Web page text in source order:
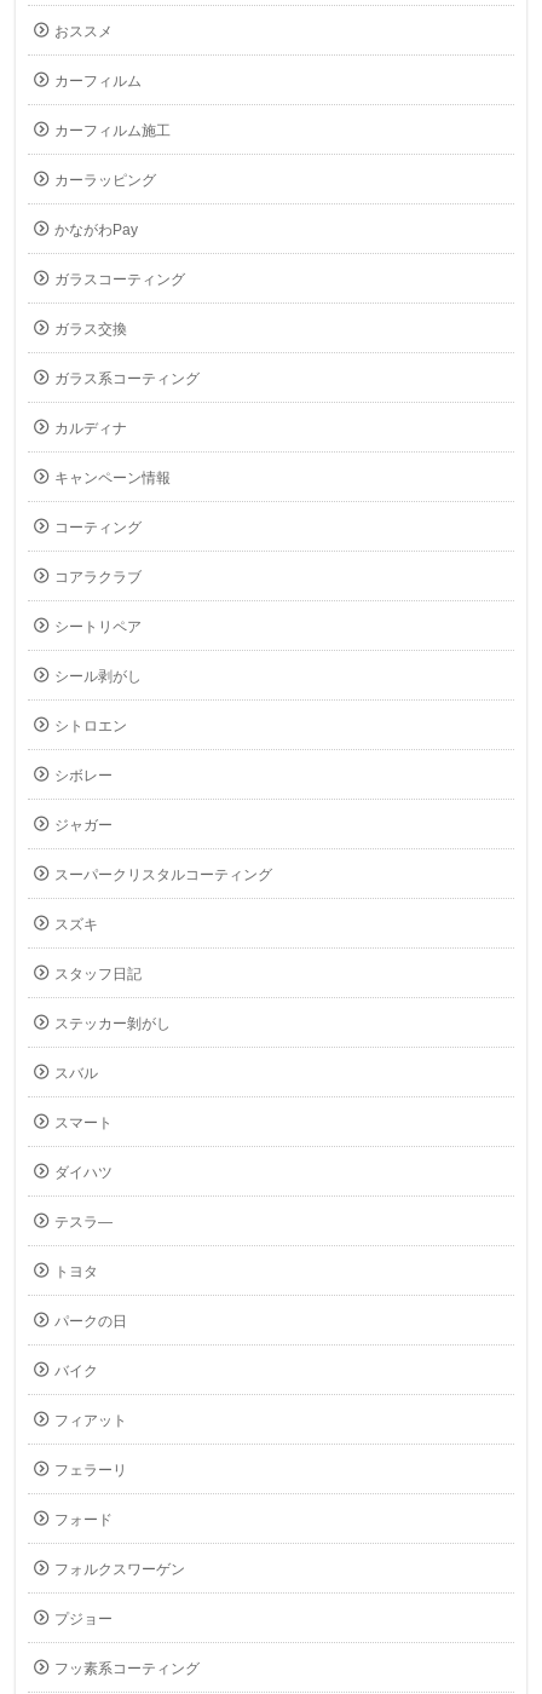
おススメ
カーフィルム
カーフィルム施工
カーラッピング
かながわPay
ガラスコーティング
ガラス交換
ガラス系コーティング
カルディナ
キャンペーン情報
コーティング
コアラクラブ
シートリペア
シール剥がし
シトロエン
シボレー
ジャガー
スーパークリスタルコーティング
スズキ
スタッフ日記
ステッカー剝がし
スバル
スマート
ダイハツ
テスラ―
トヨタ
パークの日
バイク
フィアット
フェラーリ
フォード
フォルクスワーゲン
プジョー
フッ素系コーティング